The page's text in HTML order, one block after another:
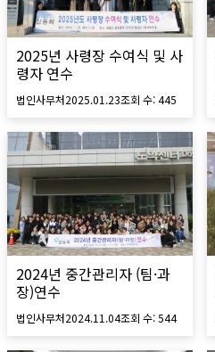
2025년 사령장 수여식 및 사
령자 연수
법인사무처2025.01.23조회 수:445
2024년 중간관리자 (팀·과
장)연수
법인사무처2024.11.04조회 수:544